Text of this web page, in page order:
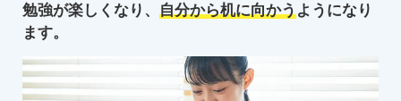
勉強が楽しくなり、 自分から机に向かうようになり
ます。